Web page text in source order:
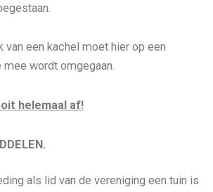
een kachel moet hier op een
wordt omgegaan.
helemaal af!
.
als lid van de vereniging een tuin is